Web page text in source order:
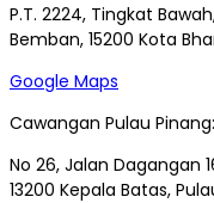
P.T. 2224, Tingkat
Bemban, 15200 Kota
Google Maps
Cawangan Pulau Pinang:
No 26, Jalan Dagangan
13200 Kepala Batas,